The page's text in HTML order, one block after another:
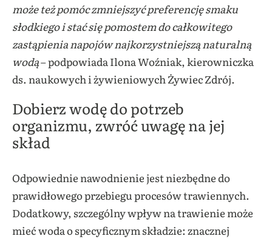
może też pomóc zmniejszyć preferencję smaku
słodkiego i stać się pomostem do całkowitego
zastąpienia napojów najkorzystniejszą naturalną
wodą– podpowiada Ilona Woźniak, kierowniczka
ds. naukowych i żywieniowych Żywiec Zdrój.
Dobierz wodę do potrzeb
organizmu, zwróć uwagę na jej
skład
Odpowiednie nawodnienie jest niezbędne do
prawidłowego przebiegu procesów trawiennych.
Dodatkowy, szczególny wpływ na trawienie może
mieć woda o specyficznym składzie: znacznej